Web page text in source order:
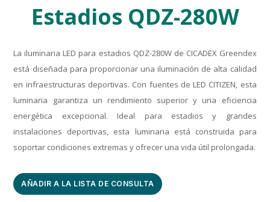
Estadios QDZ-280W
La iluminaria LED para estadios QDZ-280W de CICADEX Greendex
está diseñada para proporcionar una iluminación de alta calidad
en infraestructuras deportivas. Con fuentes de LED CITIZEN, esta
luminaria garantiza un rendimiento superior y una eficiencia
energética excepcional. Ideal para estadios y grandes
instalaciones deportivas, esta luminaria está construida para
soportar condiciones extremas y ofrecer una vida útil prolongada.
AÑADIR A LA LISTA DE CONSULTA